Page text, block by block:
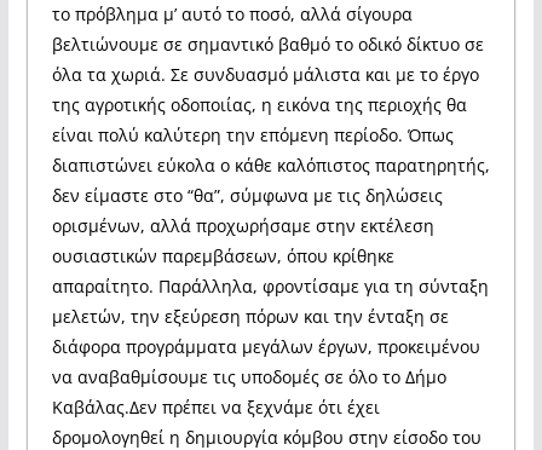
το πρόβλημα μ’ αυτό το ποσό, αλλά σίγουρα
βελτιώνουμε σε σημαντικό βαθμό το οδικό δίκτυο σε
όλα τα χωριά. Σε συνδυασμό μάλιστα και με το έργο
της αγροτικής οδοποιίας, η εικόνα της περιοχής θα
είναι πολύ καλύτερη την επόμενη περίοδο. Όπως
διαπιστώνει εύκολα ο κάθε καλόπιστος παρατηρητής,
δεν είμαστε στο “θα”, σύμφωνα με τις δηλώσεις
ορισμένων, αλλά προχωρήσαμε στην εκτέλεση
ουσιαστικών παρεμβάσεων, όπου κρίθηκε
απαραίτητο. Παράλληλα, φροντίσαμε για τη σύνταξη
μελετών, την εξεύρεση πόρων και την ένταξη σε
διάφορα προγράμματα μεγάλων έργων, προκειμένου
να αναβαθμίσουμε τις υποδομές σε όλο το Δήμο
Καβάλας.Δεν πρέπει να ξεχνάμε ότι έχει
δρομολογηθεί η δημιουργία κόμβου στην είσοδο του